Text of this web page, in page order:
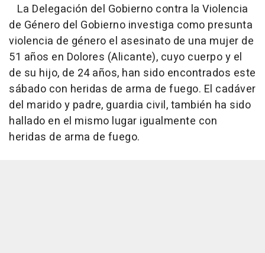
La Delegación del Gobierno contra la Violencia
de Género del Gobierno investiga como presunta
violencia de género el asesinato de una mujer de
51 años en Dolores (Alicante), cuyo cuerpo y el
de su hijo, de 24 años, han sido encontrados este
sábado con heridas de arma de fuego. El cadáver
del marido y padre, guardia civil, también ha sido
hallado en el mismo lugar igualmente con
heridas de arma de fuego.